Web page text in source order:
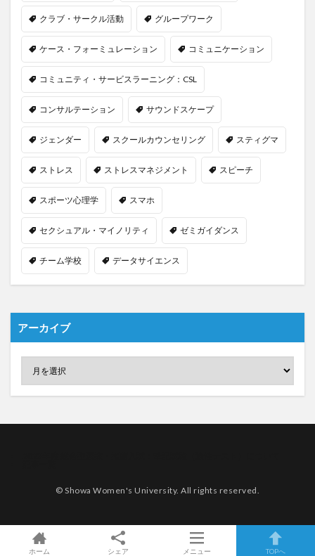
クラブ・サークル活動 グループワーク
ケース・フォーミュレーション コミュニケーション
コミュニティ・サービスラーニング：CSL
コンサルテーション サウンドスケープ
ジェンダー スクールカウンセリング スティグマ
ストレス ストレスマネジメント スピーチ
スポーツ心理学 スマホ
セクシュアル・マイノリティ ゼミガイダンス
チーム学校 データサイエンス
アーカイブ
© Showa Women's University. All rights reserved.
ホーム シェア メニュー TOPへ